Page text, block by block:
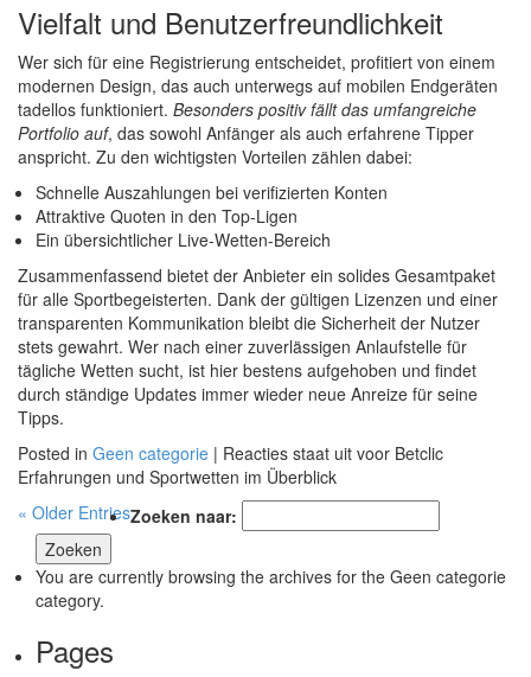
Vielfalt und Benutzerfreundlichkeit
Wer sich für eine Registrierung entscheidet, profitiert von einem
modernen Design, das auch unterwegs auf mobilen Endgeräten
tadellos funktioniert. Besonders positiv fällt das umfangreiche
Portfolio auf, das sowohl Anfänger als auch erfahrene Tipper
anspricht. Zu den wichtigsten Vorteilen zählen dabei:
Schnelle Auszahlungen bei verifizierten Konten
Attraktive Quoten in den Top-Ligen
Ein übersichtlicher Live-Wetten-Bereich
Zusammenfassend bietet der Anbieter ein solides Gesamtpaket
für alle Sportbegeisterten. Dank der gültigen Lizenzen und einer
transparenten Kommunikation bleibt die Sicherheit der Nutzer
stets gewahrt. Wer nach einer zuverlässigen Anlaufstelle für
tägliche Wetten sucht, ist hier bestens aufgehoben und findet
durch ständige Updates immer wieder neue Anreize für seine
Tipps.
Posted in Geen categorie | Reacties staat uit voor Betclic
Erfahrungen und Sportwetten im Überblick
« Older EntriesZoeken naar:
You are currently browsing the archives for the Geen categorie
category.
Pages